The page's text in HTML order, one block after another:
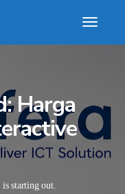
Harga
starting out.